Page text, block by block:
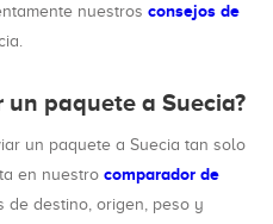
nuestros consejos de
paquete a Suecia?
un paquete a Suecia tan solo
en nuestro comparador de
de destino, origen, peso y